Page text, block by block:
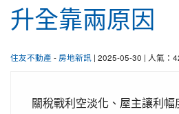
升全靠兩原因
住友不動產 - 房地新訊 | 2025-05-30 | 人氣：
關稅戰利空淡化、屋主讓利